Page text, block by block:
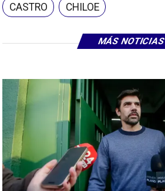
MÁS NOTICIAS
CASTRO CHILOE